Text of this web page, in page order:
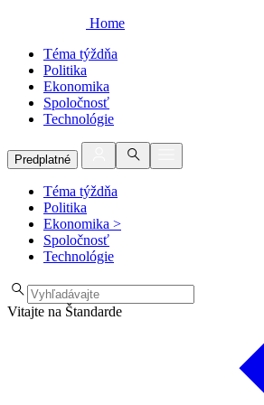
Home
Téma týždňa
Politika
Ekonomika
Spoločnosť
Technológie
Predplatné
Téma týždňa
Politika
Ekonomika >
Spoločnosť
Technológie
Vitajte na Štandarde